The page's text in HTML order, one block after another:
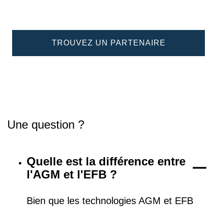
TROUVEZ UN PARTENAIRE
Une question ?
Quelle est la différence entre
l'AGM et l'EFB ?
Bien que les technologies AGM et EFB